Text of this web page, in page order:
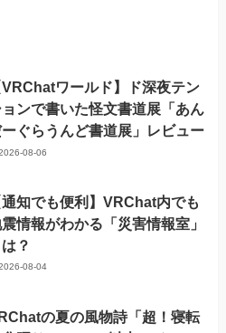
VRChatワールド】ド深夜テン
ンで書いた怪文書道展「あん
ぐらうんど書道展」レビュー
08-06
通知でも便利】VRChat内でも
情報がわかる「災害情報室」
？
08-04
の夏の風物詩「超！寝転